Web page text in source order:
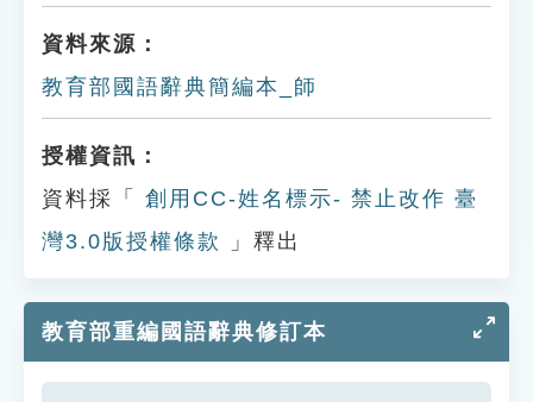
資料來源：
教育部國語辭典簡編本_師
授權資訊：
資料採「
創用CC-姓名標示- 禁止改作 臺
灣3.0版授權條款
」釋出
教育部重編國語辭典修訂本